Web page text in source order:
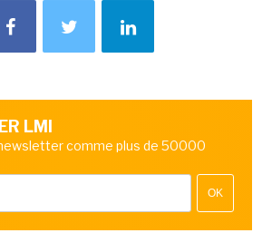
LMI
comme plus de 50000
OK